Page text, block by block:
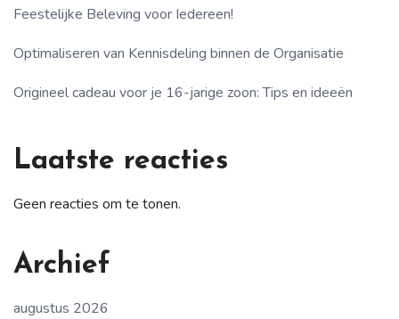
Feestelijke Beleving voor Iedereen!
Optimaliseren van Kennisdeling binnen de Organisatie
Origineel cadeau voor je 16-jarige zoon: Tips en ideeën
Laatste reacties
Geen reacties om te tonen.
Archief
augustus 2026